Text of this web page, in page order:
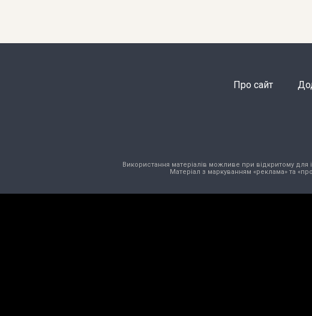
Про сайт
Використання матеріалів можливе при відкритому для
Матеріал з маркуванням «реклама» та